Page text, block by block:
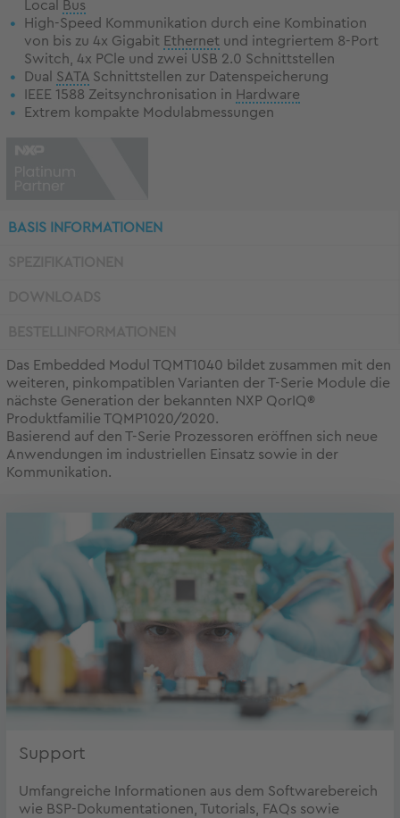
Local
Bus
High-Speed Kommunikation durch eine Kombination
von bis zu 4x Gigabit Ethernet und integriertem 8-Port
Switch, 4x PCle und zwei USB 2.0 Schnittstellen
Dual SATA Schnittstellen zur Datenspeicherung
IEEE 1588 Zeitsynchronisation in Hardware
Extrem kompakte Modulabmessungen
BASIS INFORMATIONEN
Das Embedded Modul TQMT1040 bildet zusammen mit den
weiteren, pinkompatiblen Varianten der T-Serie Module die
nächste Generation der bekannten NXP QorIQ®
Produktfamilie TQMP1020/2020.
Basierend auf den T-Serie Prozessoren eröffnen sich neue
Anwendungen im industriellen Einsatz sowie in der
Kommunikation.
Support
Umfangreiche Informationen aus dem Softwarebereich
wie BSP-Dokumentationen, Tutorials, FAQs sowie